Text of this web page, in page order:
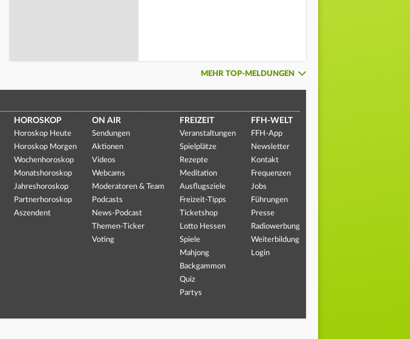
MEHR TOP-MELDUNGEN
HOROSKOP
Horoskop Heute
Horoskop Morgen
Wochenhoroskop
Monatshoroskop
Jahreshoroskop
Partnerhoroskop
Aszendent
ON AIR
Sendungen
Aktionen
Videos
Webcams
Moderatoren & Team
Podcasts
News-Podcast
Themen-Ticker
Voting
FREIZEIT
Veranstaltungen
Spielplätze
Rezepte
Meditation
Ausflugsziele
Freizeit-Tipps
Ticketshop
Lotto Hessen
Spiele
Mahjong
Backgammon
Quiz
Partys
FFH-WELT
FFH-App
Newsletter
Kontakt
Frequenzen
Jobs
Führungen
Presse
Radiowerbung
Weiterbildung
Login